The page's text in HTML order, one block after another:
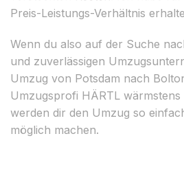
Preis-Leistungs-Verhältnis
Wenn du also auf der Suche
und zuverlässigen
Umzug von Potsdam nach
Umzugsprofi HÄRTL wärmstens
werden dir den Umzug so
möglich machen.